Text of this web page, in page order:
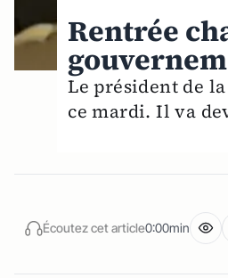
Rentrée
Le président de
ce mardi. Il va
Écoutez cet article0:00min